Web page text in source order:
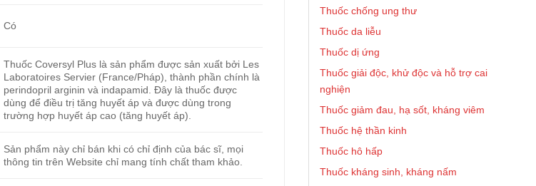
Thuốc chống ung thư
Thuốc da liễu
Thuốc dị ứng
Thuốc giải độc, khử độc và hỗ trợ cai
nghiện
Thuốc giảm đau, hạ sốt, kháng viêm
Thuốc hệ thần kinh
Thuốc hô hấp
Thuốc kháng sinh, kháng nấm
Có
Thuốc Coversyl Plus là sản phẩm được sản xuất bởi Les
Laboratoires Servier (France/Pháp), thành phần chính là
perindopril arginin và indapamid. Đây là thuốc được
dùng để điều trị tăng huyết áp và được dùng trong
trường hợp huyết áp cao (tăng huyết áp).
Sản phẩm này chỉ bán khi có chỉ định của bác sĩ, mọi
thông tin trên Website chỉ mang tính chất tham khảo.